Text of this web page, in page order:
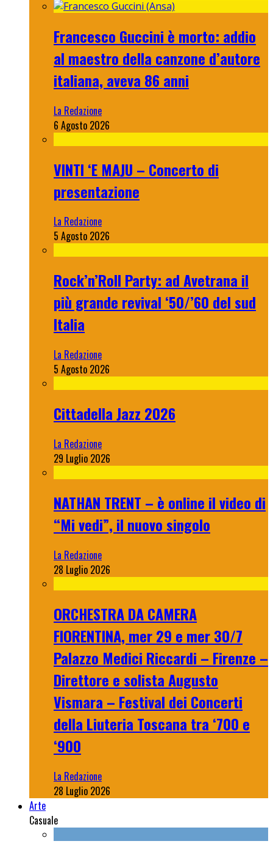
Francesco Guccini è morto: addio
al maestro della canzone d’autore
italiana, aveva 86 anni
La Redazione
6 Agosto 2026
VINTI ‘E MAJU – Concerto di
presentazione
La Redazione
5 Agosto 2026
Rock’n’Roll Party: ad Avetrana il
più grande revival ‘50/’60 del sud
Italia
La Redazione
5 Agosto 2026
Cittadella Jazz 2026
La Redazione
29 Luglio 2026
NATHAN TRENT – è online il video di
“Mi vedi”, il nuovo singolo
La Redazione
28 Luglio 2026
ORCHESTRA DA CAMERA
FIORENTINA, mer 29 e mer 30/7
Palazzo Medici Riccardi – Firenze –
Direttore e solista Augusto
Vismara – Festival dei Concerti
della Liuteria Toscana tra ‘700 e
‘900
La Redazione
28 Luglio 2026
Arte
Casuale